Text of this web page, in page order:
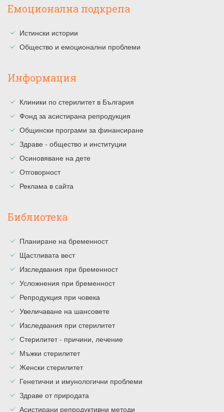
Емоционална подкрепа
Истински истории
Общество и емоционални проблеми
Информация
Клиники по стерилитет в България
Фонд за асистирана репродукция
Общински програми за финансиране
Здраве - общество и институции
Осиновяване на дете
Отговорност
Реклама в сайта
Библиотека
Планиране на бременност
Щастливата вест
Изследвания при бременност
Усложнения при бременност
Репродукция при човека
Увеличаване на шансовете
Изследвания при стерилитет
Стерилитет - причини, лечение
Мъжки стерилитет
Женски стерилитет
Генетични и имунологични проблеми
Здраве от природата
Асистирани репродуктивни методи